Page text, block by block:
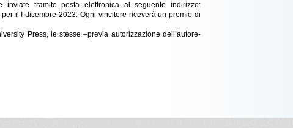
tramite posta elettronica al seguente indirizzo:
il I dicembre 2023. Ogni vincitore riceverà un premio di
Press, le stesse –previa autorizzazione dell’autore-